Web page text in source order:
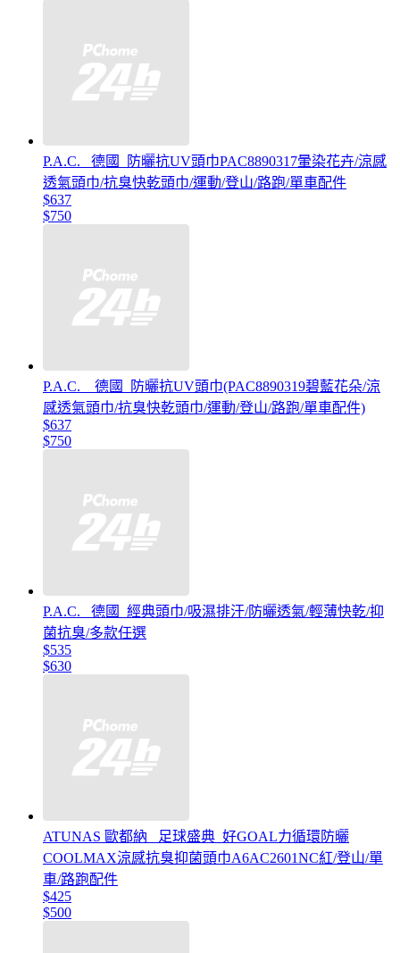
P.A.C. _德國_防曬抗UV頭巾PAC8890317暈染花卉/涼感
透氣頭巾/抗臭快乾頭巾/運動/登山/路跑/單車配件
$637
$750
P.A.C. _ 德國_防曬抗UV頭巾(PAC8890319碧藍花朵/涼
感透氣頭巾/抗臭快乾頭巾/運動/登山/路跑/單車配件)
$637
$750
P.A.C. _德國_經典頭巾/吸濕排汗/防曬透氣/輕薄快乾/抑
菌抗臭/多款任選
$535
$630
ATUNAS 歐都納 _足球盛典_好GOAL力循環防曬
COOLMAX涼感抗臭抑菌頭巾A6AC2601NC紅/登山/單
車/路跑配件
$425
$500